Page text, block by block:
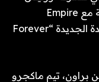
ناشفيل جين واي. سيتم إطلاق الشراكة مع Empire
Nashville في 10 يوليو بالأغنية المنفردة الجديدة “Forever
براون، تيم ماكجرو